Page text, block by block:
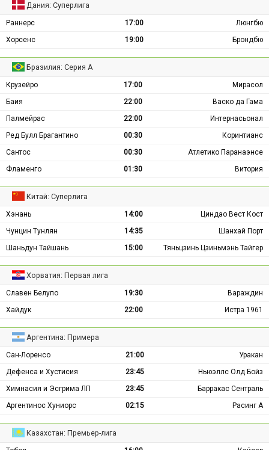
Дания: Суперлига
Раннерс 17:00
Люнгбю
Хорсенс
19:00 Брондбю
Бразилия: Серия А
Крузейро 17:00
Мирасол
Баия
22:00
Васко да Гама
Палмейрас
22:00
Интернасьонал
Ред Булл Брагантино
00:30
Коринтианс
Сантос
00:30
Атлетико Паранаэнсе
Фламенго
01:30 Витория
Китай: Суперлига
Хэнань 14:00
Циндао Вест Кост
Чунцин Тунлян
14:35
Шанхай Порт
Шаньдун Тайшань
15:00 Тяньцзинь Цзиньмэнь Тайгер
Хорватия: Первая лига
Славен Белупо 19:30
Вараждин
Хайдук
22:00 Истра 1961
Аргентина: Примера
Сан-Лоренсо 21:00
Уракан
Дефенса и Хустисия
23:45
Ньюэллс Олд Бойз
Химнасия и Эсгрима ЛП
23:45
Барракас Сентраль
Аргентинос Хуниорс
02:15 Расинг А
Казахстан: Премьер-лига